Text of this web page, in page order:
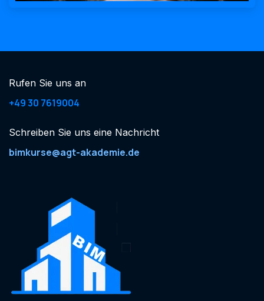
Rufen Sie uns an
+49 30 7619004
Schreiben Sie uns eine Nachricht
bimkurse@agt-akademie.de